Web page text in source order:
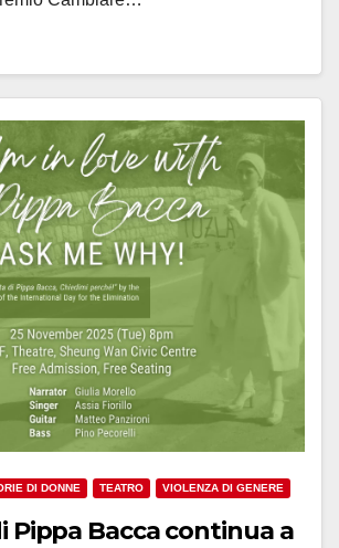
DI DONNE TEATRO VIOLENZA DI GENERE
Pippa Bacca continua a